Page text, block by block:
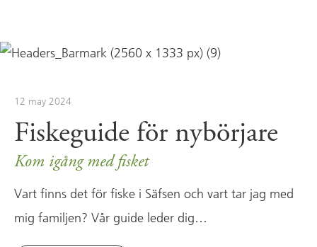
12 may 2024
Fiskeguide för nybörjare
Kom igång med fisket
Vart finns det för fiske i Säfsen och vart tar jag med
mig familjen? Vår guide leder dig…